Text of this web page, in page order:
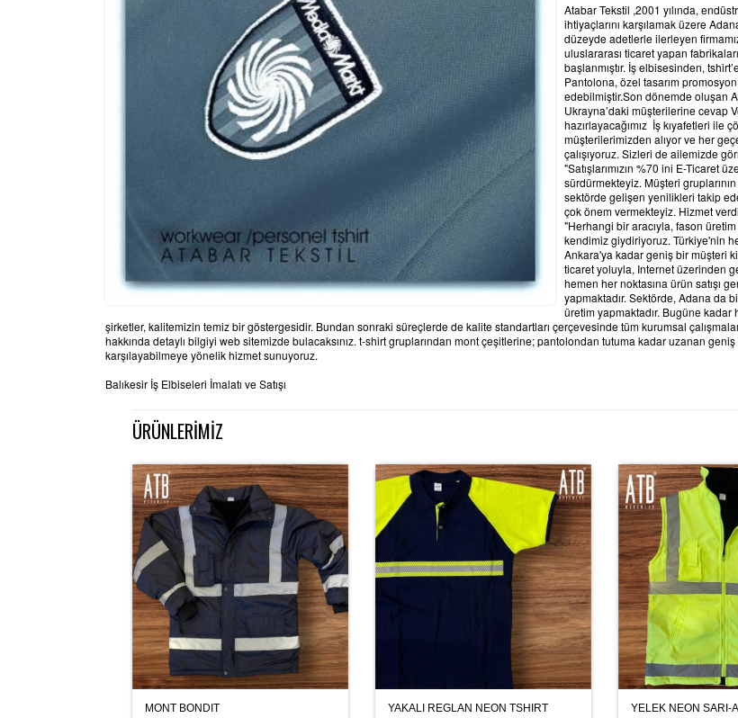
Atabar Tekstil ,2001 yılında,
ihtiyaçlarını karşılamak üzere
düzeyde adetlerle ilerleyen
uluslararası ticaret yapan
başlanmıştır. İş elbisesinden,
Pantolona, özel tasarım
edebilmiştir.Son dönemde oluşan
Ukrayna’daki müşterilerine cevap
hazırlayacağımız İş kıyafetleri ile
müşterilerimizden alıyor ve her
çalışıyoruz. Sizleri de ailemizde
"Satışlarımızın %70 ini E-Ticaret
sürdürmekteyiz. Müşteri
sektörde gelişen yenilikleri takip
çok önem vermekteyiz. Hizmet
"Herhangi bir aracıyla, fason
kendimiz giydiriyoruz. Türkiye'nin
Ankara'ya kadar geniş bir müşteri
ticaret yoluyla, Internet üzerinden
hemen her noktasına ürün satışı
yapmaktadır. Sektörde, Adana da
üretim yapmaktadır. Bugüne
şirketler, kalitemizin temiz bir göstergesidir. Bundan sonraki süreçlerde de kalite standartları çerçevesinde tüm kurumsal
hakkında detaylı bilgiyi web sitemizde bulacaksınız. t-shirt gruplarından mont çeşitlerine; pantolondan tutuma kadar uzanan
karşılayabilmeye yönelik hizmet sunuyoruz.
Balıkesir İş Elbiseleri İmalatı ve Satışı
ÜRÜNLERİMİZ
MONT BONDIT YAKALI REGLAN NEON TSHIRT YELEK NEON SARI-